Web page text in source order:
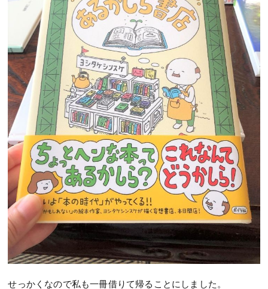
せっかくなので私も一冊借りて帰ることにしました。